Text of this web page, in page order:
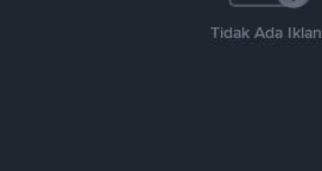
Tidak Ada Iklan